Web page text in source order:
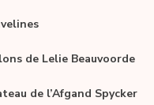
de Lelie Beauvoorde
de l’Afgand Spycker